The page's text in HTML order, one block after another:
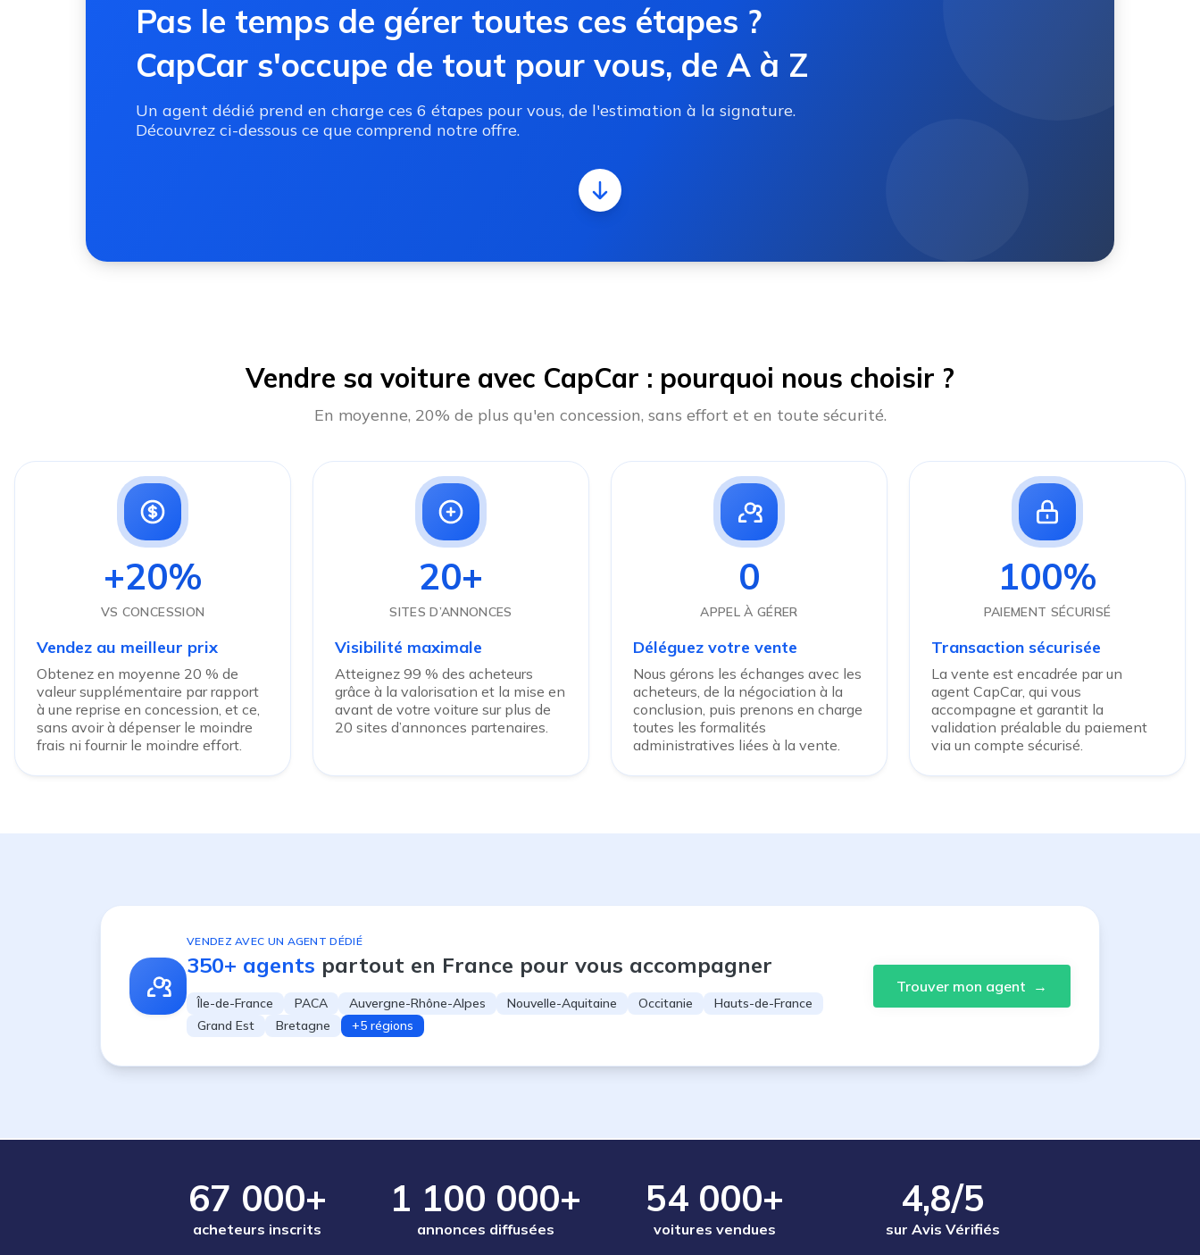
Pas le temps de gérer toutes ces étapes ?
CapCar s'occupe de tout pour vous, de A à Z
Un agent dédié prend en charge ces 6 étapes pour vous, de l'estimation à la signature.
Découvrez ci-dessous ce que comprend notre offre.
Vendre sa voiture avec CapCar : pourquoi nous choisir ?
En moyenne, 20% de plus qu'en concession, sans effort et en toute sécurité.
+20%
VS CONCESSION
Vendez au meilleur prix
Obtenez en moyenne 20 % de
valeur supplémentaire par rapport
à une reprise en concession, et ce,
sans avoir à dépenser le moindre
frais ni fournir le moindre effort.
20+
SITES D’ANNONCES
Visibilité maximale
Atteignez 99 % des acheteurs
grâce à la valorisation et la mise en
avant de votre voiture sur plus de
20 sites d’annonces partenaires.
0
APPEL À GÉRER
Déléguez votre vente
Nous gérons les échanges avec les
acheteurs, de la négociation à la
conclusion, puis prenons en charge
toutes les formalités
administratives liées à la vente.
100%
PAIEMENT SÉCURISÉ
Transaction sécurisée
La vente est encadrée par un
agent CapCar, qui vous
accompagne et garantit la
validation préalable du paiement
via un compte sécurisé.
VENDEZ AVEC UN AGENT DÉDIÉ
350+ agents partout en France pour vous accompagner
Île-de-France PACA Auvergne-Rhône-Alpes Nouvelle-Aquitaine Occitanie
Hauts-de-France
Grand Est
Bretagne +5 régions
Trouver mon agent →
67 000+
acheteurs inscrits
1 100 000+
annonces diffusées
54 000+
voitures vendues
4,8/5
sur Avis Vérifiés